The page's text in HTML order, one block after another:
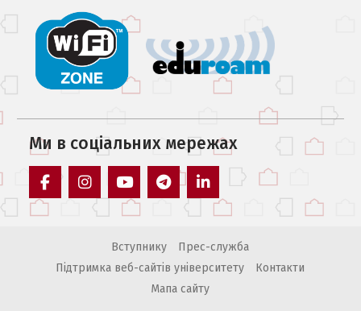
Ми в соцiальних мережах
facebook instagramyoutube telegram linkedin
Вступнику
Прес-служба
Підтримка веб-сайтів університету
Контакти
Мапа сайту